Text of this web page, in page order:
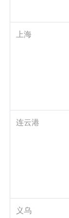
上海
连云港
义乌